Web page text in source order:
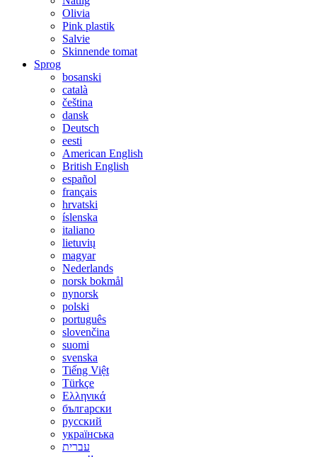
Olivia
Pink plastik
Salvie
Skinnende tomat
Sprog
bosanski
català
čeština
dansk
Deutsch
eesti
American English
British English
español
français
hrvatski
íslenska
italiano
lietuvių
magyar
Nederlands
norsk bokmål
nynorsk
polski
português
slovenčina
suomi
svenska
Tiếng Việt
Türkçe
Ελληνικά
български
русский
українська
עברית